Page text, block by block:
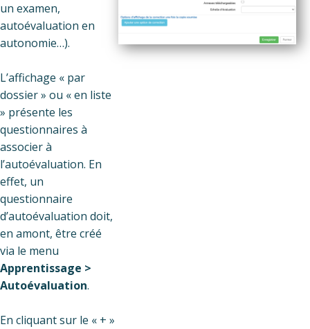
un examen,
autoévaluation en
autonomie…).
L’affichage « par
dossier » ou « en liste
» présente les
questionnaires à
associer à
l’autoévaluation. En
effet, un
questionnaire
d’autoévaluation doit,
en amont, être créé
via le menu
Apprentissage >
Autoévaluation.
En cliquant sur le « + »